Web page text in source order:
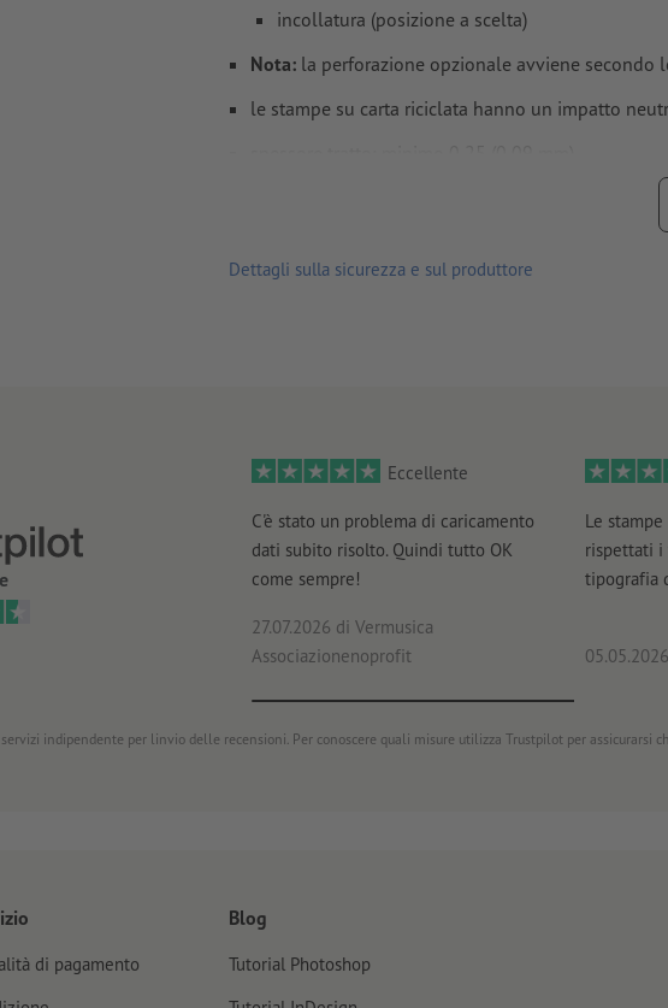
incollatura (posizione a scelta)
Nota: la perforazione opzionale avviene secondo
le stampe su carta riciclata hanno un impatto
A causa della retinatura, le linee sottili che
possono apparire interrotte, irregolari, sfocate o
Dettagli sulla sicurezza e sul produttore
Eccellente
C'è stato un problema di caricamento
dati subito risolto. Quindi tutto OK
come sempre!
27.07.2026 di Vermusica
Associazionenoprofit
Le
rispettati i
tipografia
05.05.2026
indipendente per linvio delle recensioni. Per conoscere quali misure utilizza Trustpilot per assicurarsi
di pagamento
Blog
Tutorial Photoshop